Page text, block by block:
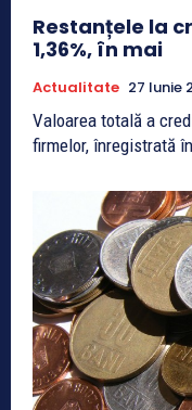
Restanțele la
1,36%, în mai
Actualitate 27 Iunie
Valoarea totală a
firmelor, înregistrată